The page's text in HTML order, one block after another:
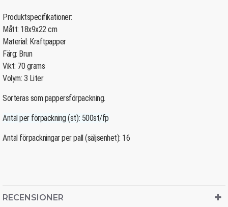
Produktspecifikationer:
Mått: 18x9x22 cm
Material: Kraftpapper
Färg: Brun
Vikt: 70 grams
Volym: 3 Liter
Sorteras som pappersförpackning.
Antal per förpackning (st): 500st/fp
Antal förpackningar per pall (säljsenhet): 16
RECENSIONER